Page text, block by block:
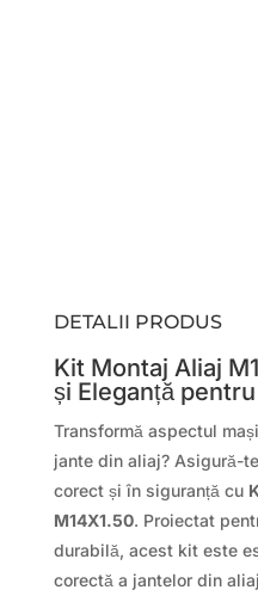
DETALII PRODUS
Kit Montaj Aliaj
și Eleganță
Transformă aspectul
jante din aliaj? Asigură-
corect și în siguranță cu
M14X1.50. Proiectat
durabilă, acest kit este
corectă a jantelor din